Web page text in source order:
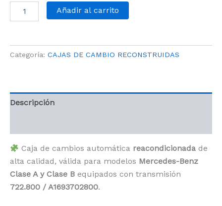
Añadir al carrito
Categoría: CAJAS DE CAMBIO RECONSTRUIDAS
Descripción
Caja de cambios automática reacondicionada de
alta calidad, válida para modelos Mercedes-Benz
Clase A y Clase B equipados con transmisión
722.800 / A1693702800.